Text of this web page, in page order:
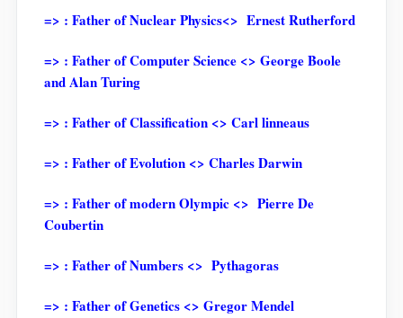
=> : Father of Nuclear Physics<> Ernest Rutherford
=> : Father of Computer Science <> George Boole
and Alan Turing
=> : Father of Classification <> Carl linneaus
=> : Father of Evolution <> Charles Darwin
=> : Father of modern Olympic <> Pierre De
Coubertin
=> : Father of Numbers <> Pythagoras
=> : Father of Genetics <> Gregor Mendel